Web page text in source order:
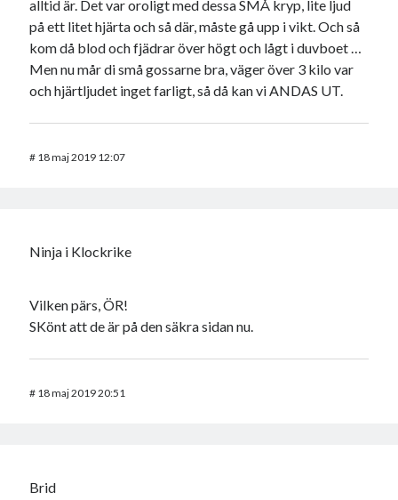
alltid är. Det var oroligt med dessa SMÅ kryp, lite ljud
på ett litet hjärta och så där, måste gå upp i vikt. Och så
kom då blod och fjädrar över högt och lågt i duvboet …
Men nu mår di små gossarne bra, väger över 3 kilo var
och hjärtljudet inget farligt, så då kan vi ANDAS UT.
# 18 maj 2019 12:07
Ninja i Klockrike
Vilken pärs, ÖR!
SKönt att de är på den säkra sidan nu.
# 18 maj 2019 20:51
Brid